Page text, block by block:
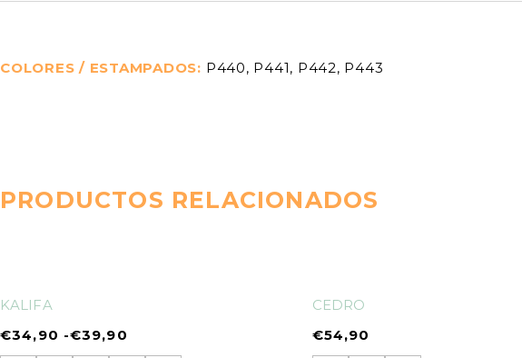
COLORES / ESTAMPADOS P440, P441, P442, P443
PRODUCTOS RELACIONADOS
KALIFA
€34,90 -€39,90
CEDRO
€54,90